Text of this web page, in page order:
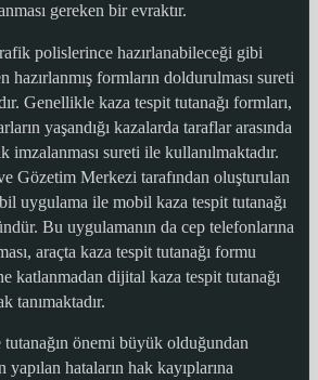
gereken bir evraktır.
polislerince hazırlanabileceği gibi
hazırlanmış formların doldurulması sureti
Genellikle kaza tespit tutanağı formları,
yaşandığı kazalarda taraflar arasında
imzalanması sureti ile kullanılmaktadır.
Gözetim Merkezi tarafından oluşturulan
uygulama ile mobil kaza tespit tutanağı
Bu uygulamanın da cep telefonlarına
araçta kaza tespit tutanağı formu
katlanmadan dijital kaza tespit tutanağı
tanımaktadır.
önemi büyük olduğundan
hataların hak kayıplarına